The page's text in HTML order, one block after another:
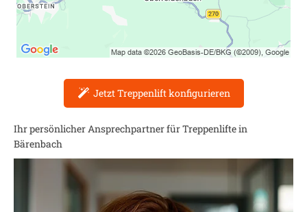
Jetzt Treppenlift konfigurieren
Ihr persönlicher Ansprechpartner für Treppenlifte in
Bärenbach